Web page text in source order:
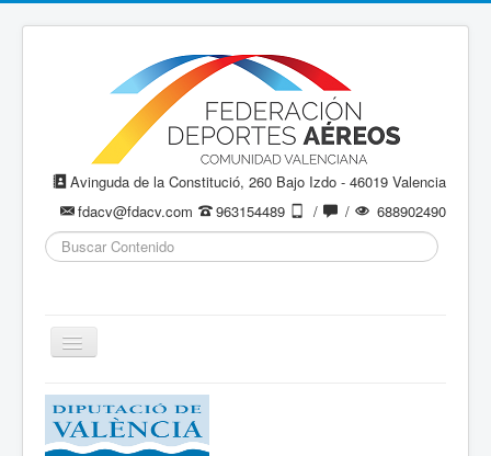
Avinguda de la Constitució, 260 Bajo Izdo - 46019 Valencia
fdacv@fdacv.com
963154489 / /
688902490
Buscar...
Cambiar
navegación
Aeromodelismo / Aeromodelisme
Ala Delta